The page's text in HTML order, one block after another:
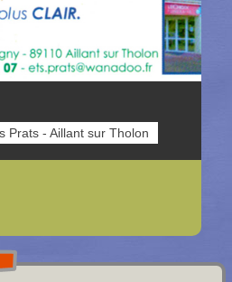
Prats - Aillant sur Tholon